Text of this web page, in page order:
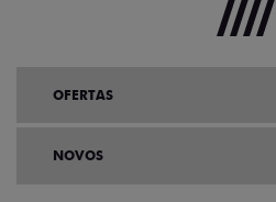
OFERTAS
NOVOS